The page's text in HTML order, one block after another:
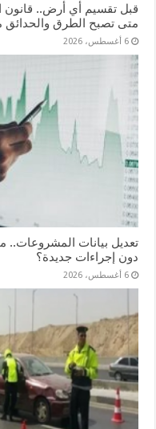
قبل تقسيم أي أرض.. قانون
متى تصبح الطرق والحدائق
6 أغسطس، 2026
تعديل بيانات المشروعات..
دون إجراءات جديدة؟
6 أغسطس، 2026